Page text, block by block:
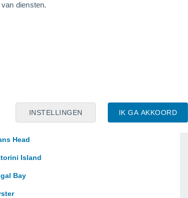
diensten.
IK GA AKKOORD
INSTELLINGEN
Island
Head
Island
Bay